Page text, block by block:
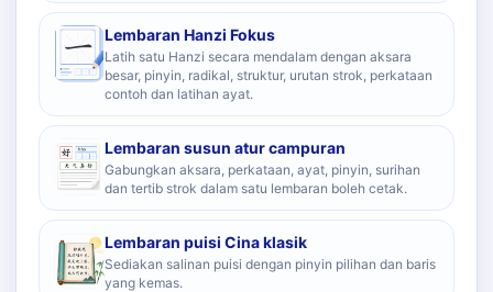
Lembaran Hanzi Fokus
Latih satu Hanzi secara mendalam dengan aksara
besar, pinyin, radikal, struktur, urutan strok, perkataan
contoh dan latihan ayat.
Lembaran susun atur campuran
Gabungkan aksara, perkataan, ayat, pinyin, surihan
dan tertib strok dalam satu lembaran boleh cetak.
Lembaran puisi Cina klasik
Sediakan salinan puisi dengan pinyin pilihan dan baris
yang kemas.